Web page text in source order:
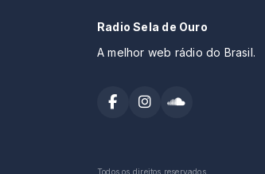
Radio Sela de Ouro
A melhor web rádio do Brasil.
Todos os direitos reservados.